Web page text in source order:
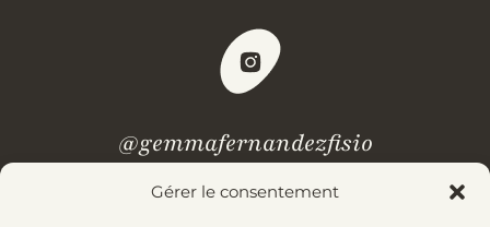
Gérer le consentement
@gemmafernandezfisio